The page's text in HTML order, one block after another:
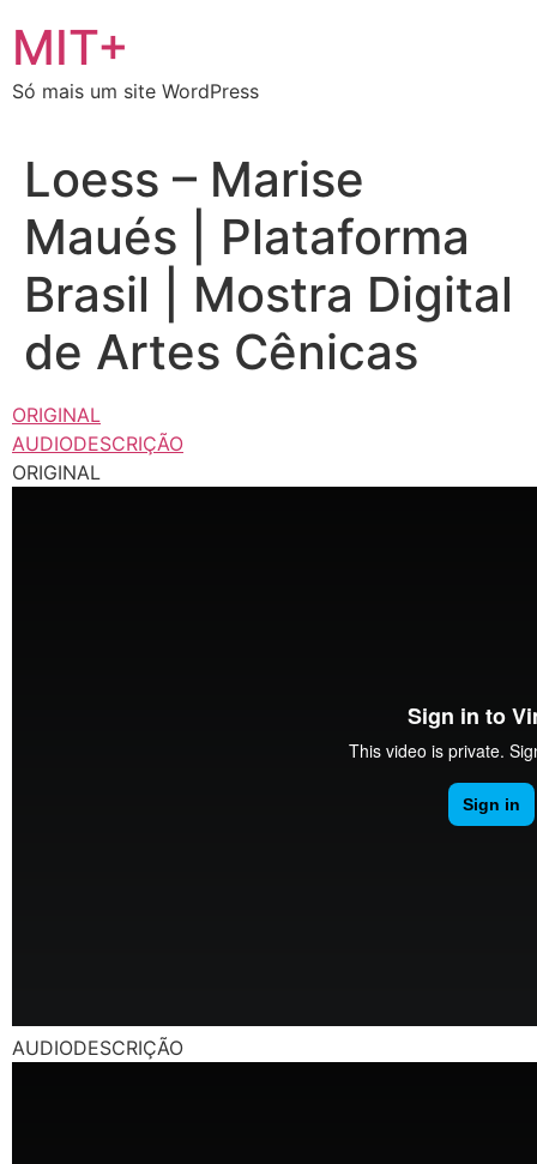
para
conteúdo
MIT+
Só mais um site WordPress
Loess – Marise
Maués | Plataforma
Brasil | Mostra Digital
de Artes Cênicas
ORIGINAL
AUDIODESCRIÇÃO
ORIGINAL
AUDIODESCRIÇÃO